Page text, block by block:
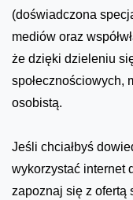
(doświadczona
mediów oraz
że dzięki dzieleniu
społecznościowych,
osobistą.
Jeśli chciałbyś
wykorzystać internet
zapoznaj się z ofertą